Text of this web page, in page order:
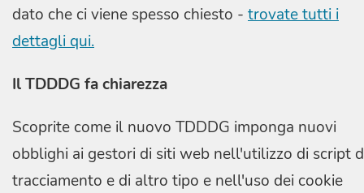
dato che ci viene spesso chiesto - trovate tutti i
dettagli qui.
Il TDDDG fa chiarezza
Scoprite come il nuovo TDDDG imponga nuovi
obblighi ai gestori di siti web nell'utilizzo di script
tracciamento e di altro tipo e nell'uso dei cookie